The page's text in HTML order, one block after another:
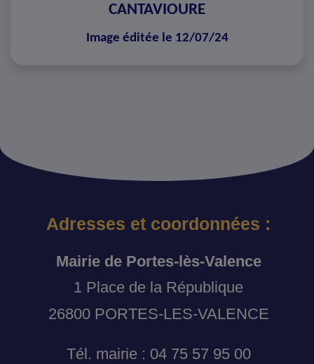
CANTAVIOURE
Image éditée le 12/07/24
Adresses et coordonnées :
Mairie de Portes-lès-Valence
1 Place de la République
26800 PORTES-LES-VALENCE
Tél. mairie : 04 75 57 95 00